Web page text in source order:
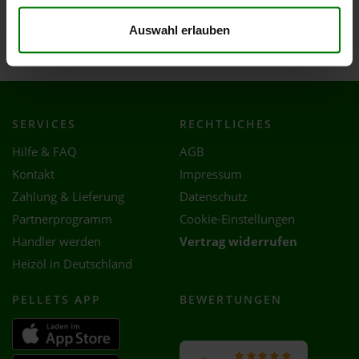
Auswahl erlauben
Wabern
SERVICES
Hilfe & FAQ
Kontakt
Zahlung & Lieferung
Partnerprogramm
Händler werden
Heizöl in Deutschland
RECHTLICHES
AGB
Impressum
Datenschutz
Cookie-Einstellungen
Vertrag widerrufen
PELLETS APP BEWERTUNGEN